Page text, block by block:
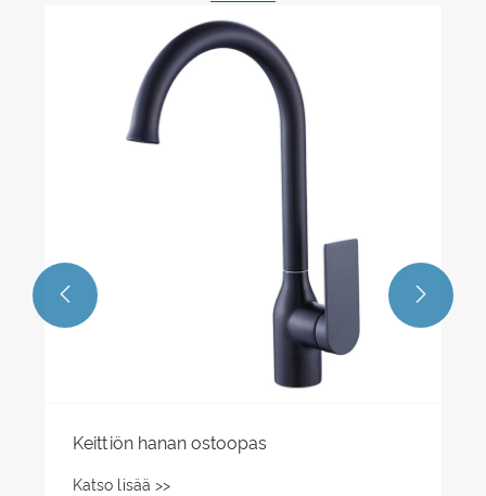
Keittiön hanan ostoopas
Katso lisää >>
 